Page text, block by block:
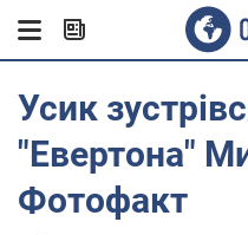
Усик
"Евертона"
Фотофакт